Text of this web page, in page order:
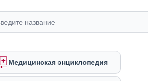
Медицинская энциклопедия